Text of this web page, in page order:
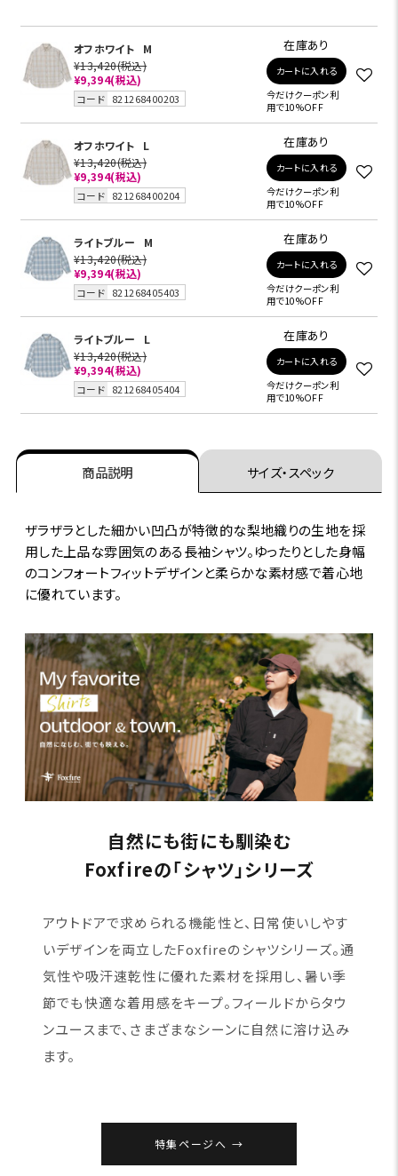
オフホワイト
M
¥13,420(税込)
¥9,394(税込)
コード 821268400203
在庫あり
カートに入れる
今だけクーポン利
用で10%OFF
オフホワイト
L
¥13,420(税込)
¥9,394(税込)
コード 821268400204
在庫あり
カートに入れる
今だけクーポン利
用で10%OFF
ライトブルー
M
¥13,420(税込)
¥9,394(税込)
コード 821268405403
在庫あり
カートに入れる
今だけクーポン利
用で10%OFF
ライトブルー
L
¥13,420(税込)
¥9,394(税込)
コード 821268405404
在庫あり
カートに入れる
今だけクーポン利
用で10%OFF
商品説明 サイズ・スペック
ザラザラとした細かい凹凸が特徴的な梨地織りの生地を採
用した上品な雰囲気のある長袖シャツ。ゆったりとした身幅
のコンフォートフィットデザインと柔らかな素材感で着心地
に優れています。
自然にも街にも馴染む
Foxfireの「シャツ」シリーズ
アウトドアで求められる機能性と、日常使いしやす
いデザインを両立したFoxfireのシャツシリーズ。通
気性や吸汗速乾性に優れた素材を採用し、暑い季
節でも快適な着用感をキープ。フィールドからタウ
ンユースまで、さまざまなシーンに自然に溶け込み
ます。
特集ページへ